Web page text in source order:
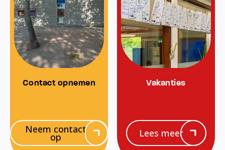
Contact opnemen
Neem contact
op
Vakanties
Lees meer